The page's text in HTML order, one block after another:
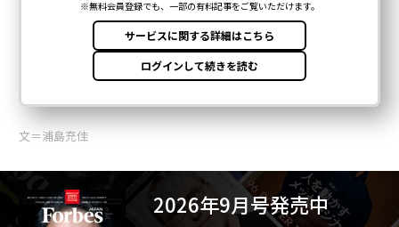
文＝浦島充佳
2026年9月号発売中